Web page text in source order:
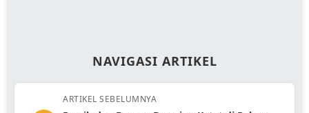
NAVIGASI ARTIKEL
ARTIKEL SEBELUMNYA